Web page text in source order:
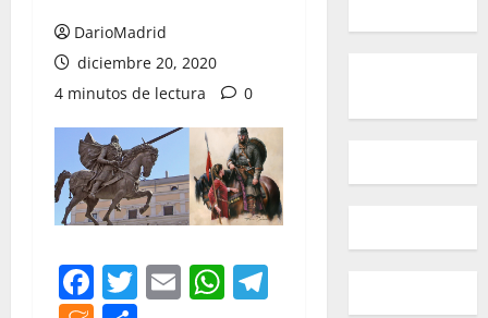
DarioMadrid
diciembre 20, 2020
4 minutos de lectura
0
Facebook
Twitter
EmailWhatsApp